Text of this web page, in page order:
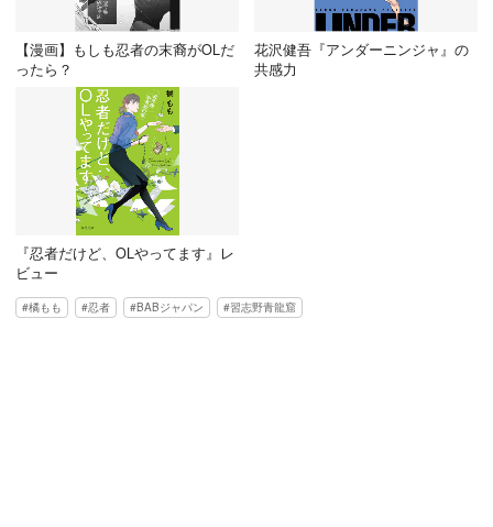
【漫画】もしも忍者の末裔がOLだ
ったら？
花沢健吾『アンダーニンジャ』の
共感力
『忍者だけど、OLやってます』レ
ビュー
橘もも 忍者 BABジャパン 習志野青龍窟